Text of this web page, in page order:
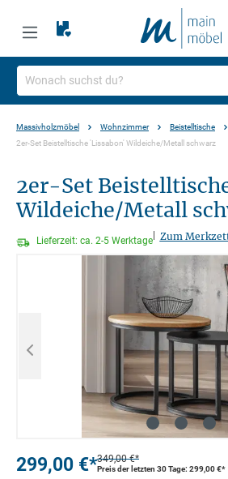
Massivholzmöbel Wohnzimmer
Beistelltische
2er-Set Beistelltische 'Lissabon' Wildeiche/Metall schwarz
2er-Set
Wildeiche/Metall
Lieferzeit: ca. 2-5 Werktage Zum
299,00 €*349,00 €*
Preis der letzten 30 Tage: 299,00 €*